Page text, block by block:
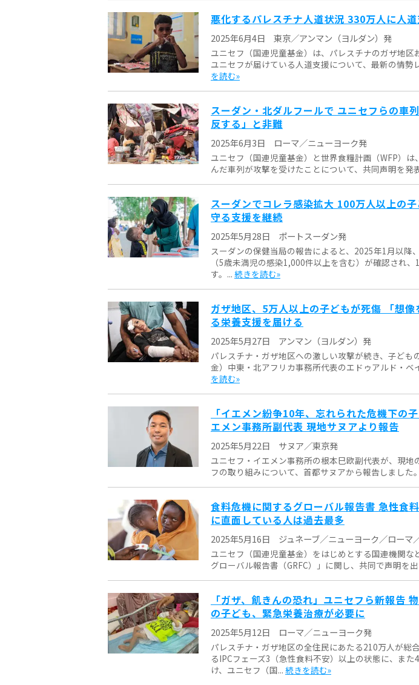
悪化するパレスチナ人道状況 330万人に人
2025年6月4日 東京／アンマン（ヨルダン）発
ユニセフ（国連児童基金）は、パレスチナのガザ地区
ユニセフが届けている人道支援について、最新の情勢
を読む»
スーダン・北ダルフールで ユニセフらの車
反する」と非難
2025年6月3日 ローマ／ニューヨーク発
ユニセフ（国連児童基金）と世界食糧計画（WFP）
んだ車列が攻撃を受けたことについて、共同声明を発
スーダンでコレラ感染拡大 100万人以上の
守る支援を継続
2025年5月28日 ポートスーダン発
スーダンの保健当局の報告によると、2025年1月以降
（5歳未満児の感染1,000件以上を含む）が確認され
す。... 続きを読む»
ガザ地区、5万人以上の子どもが死傷 「想
る栄養支援を届ける
2025年5月27日 アンマン（ヨルダン）発
パレスチナ・ガザ地区への激しい攻撃が続き、子ど
金）中東・北アフリカ事務所代表のエドゥアルド・ベ
を読む»
「イエメン紛争10年、忘れられた危機下の
エメン事務所副代表 現地サヌアより報告
2025年5月22日 サヌア／東京発
ユニセフ・イエメン事務所の根本巳欧副代表が、現
フの取り組みについて、首都サヌアから報告しました
食料危機に関するグローバル報告書 急性食
に直面している人は過去最多
2025年5月16日 ジュネーブ／ニューヨーク／ローマ
ユニセフ（国連児童基金）をはじめとする国連機関
グローバル報告書（GRFC）」に関し、共同で声明を
「ガザ、飢きんの恐れ」ユニセフら新報告
の子ども、緊急栄養治療が必要に
2025年5月12日 ローマ／ニューヨーク発
パレスチナ・ガザ地区の全住民にあたる210万人が総
るIPCフェーズ3（急性食料不安）以上の状態に、ま
け、ユニセフ（国... 続きを読む»